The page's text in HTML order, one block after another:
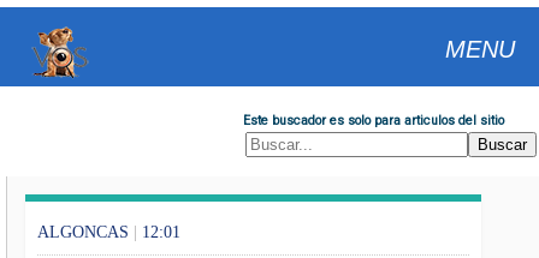
MENU
Este buscador es solo para articulos del sitio
ALGONCAS | 12:01